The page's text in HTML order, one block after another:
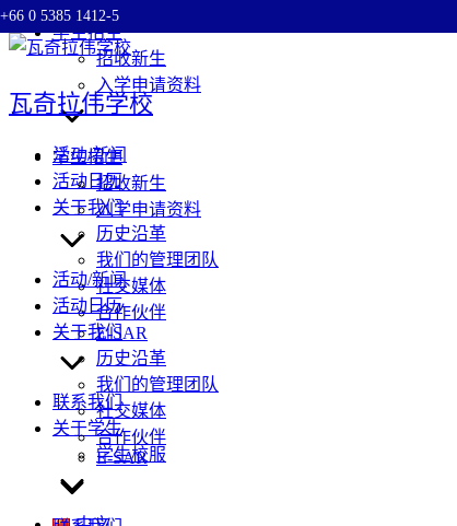
Skip
to
+66 0 5385 1412-5
瓦奇拉伟学校
学生招生
招收新生
入学申请资料
活动/新闻
活动日历
关于我们
历史沿革
我们的管理团队
社交媒体
合作伙伴
E-SAR
学生招生
招收新生
入学申请资料
活动/新闻
活动日历
关于我们
历史沿革
我们的管理团队
社交媒体
合作伙伴
E-SAR
联系我们
关于学生
学生校服